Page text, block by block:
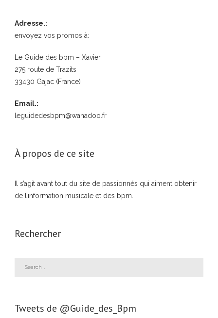
Adresse.:
envoyez vos promos à:
Le Guide des bpm – Xavier
275 route de Trazits
33430 Gajac (France)
Email.:
leguidedesbpm@wanadoo.fr
À propos de ce site
Il s’agit avant tout du site de passionnés qui aiment obtenir
de l’information musicale et des bpm.
Rechercher
Tweets de ‎@Guide_des_Bpm